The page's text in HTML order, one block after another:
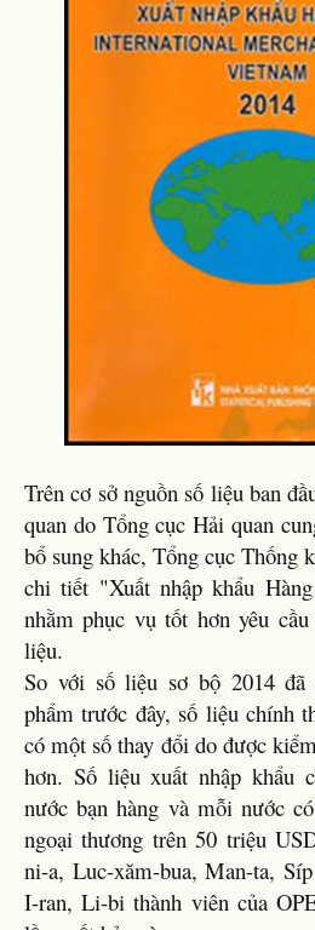
Trên cơ sở nguồn số liệu ban
quan do Tổng cục Hải quan
bổ sung khác, Tổng cục Thống
chi tiết "Xuất nhập khẩu
nhằm phục vụ tốt hơn yêu
liệu.
So với số liệu sơ bộ 2014 đã
phẩm trước đây, số liệu chính
có một số thay đổi do được
hơn. Số liệu xuất nhập khẩu
nước bạn hàng và mỗi nước
ngoại thương trên 50 triệu
ni-a, Luc-xăm-bua, Man-ta,
I-ran, Li-bi thành viên của